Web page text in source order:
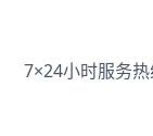
7×24小时服务